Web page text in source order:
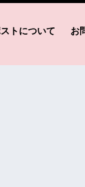
トについて お